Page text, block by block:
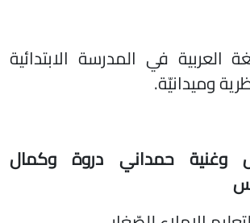
العربية في المدرسة الابتدائية
وميدانيّة.
وغنية حمداني دروة وكمال